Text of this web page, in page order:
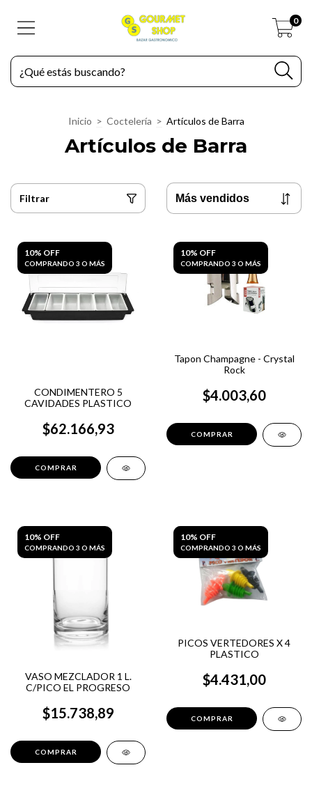
0
Inicio > Coctelería > Artículos de Barra
Artículos de Barra
Filtrar
10% OFF
COMPRANDO 3 O MÁS
CONDIMENTERO 5
CAVIDADES PLASTICO
$62.166,93
10% OFF
COMPRANDO 3 O MÁS
Tapon Champagne - Crystal
Rock
$4.003,60
10% OFF
COMPRANDO 3 O MÁS
VASO MEZCLADOR 1 L.
C/PICO EL PROGRESO
$15.738,89
10% OFF
COMPRANDO 3 O MÁS
PICOS VERTEDORES X 4
PLASTICO
$4.431,00